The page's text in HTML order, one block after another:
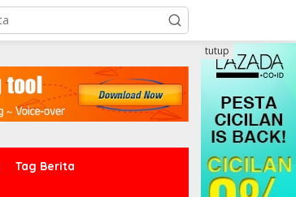
Tag Berita
tutup